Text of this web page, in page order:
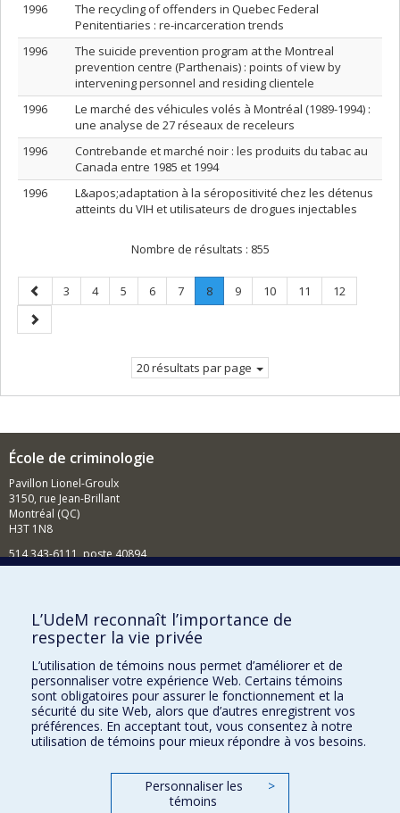
1996
The recycling of offenders in Quebec Federal
Penitentiaries : re-incarceration trends
1996
The suicide prevention program at the Montreal
prevention centre (Parthenais) : points of view by
intervening personnel and residing clientele
1996
Le marché des véhicules volés à Montréal (1989-1994) :
une analyse de 27 réseaux de receleurs
1996
Contrebande et marché noir : les produits du tabac au
Canada entre 1985 et 1994
1996
L&apos;adaptation à la séropositivité chez les détenus
atteints du VIH et utilisateurs de drogues injectables
Nombre de résultats : 855
Page
précédente
Page
3 Page
4 Page
5 Page
6 Page
7 Page
8.
Page
Page
9 Page
10 Page
11 Page
12
Page
suivante
20 résultats par page
École de criminologie
Pavillon Lionel-Groulx
3150, rue Jean-Brillant
Montréal (QC)
H3T 1N8
514 343-6111, poste 40894
Comment soutenir l'École?
BESOIN D'AIDE?
Plan du site
Signaler une erreur
Accessibilité
FACULTÉ DES ARTS ET DES SCIENCES
Nos départements et écoles
L’UdeM reconnaît l’importance de
respecter la vie privée
L’utilisation de témoins nous permet d’améliorer et de
personnaliser votre expérience Web. Certains témoins
sont obligatoires pour assurer le fonctionnement et la
sécurité du site Web, alors que d’autres enregistrent vos
préférences. En acceptant tout, vous consentez à notre
utilisation de témoins pour mieux répondre à vos besoins.
Personnaliser les
témoins
>